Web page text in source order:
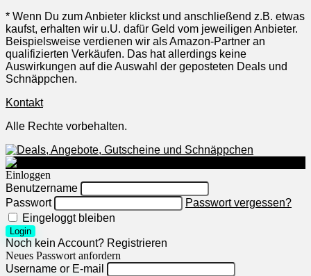
* Wenn Du zum Anbieter klickst und anschließend z.B. etwas
kaufst, erhalten wir u.U. dafür Geld vom jeweiligen Anbieter.
Beispielsweise verdienen wir als Amazon-Partner an
qualifizierten Verkäufen. Das hat allerdings keine
Auswirkungen auf die Auswahl der geposteten Deals und
Schnäppchen.
Kontakt
Alle Rechte vorbehalten.
Einloggen
Benutzername
Passwort
Passwort vergessen?
Eingeloggt bleiben
Login
Noch kein Account? Registrieren
Neues Passwort anfordern
Username or E-mail